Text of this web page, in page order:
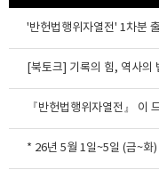
'반헌법행위자열전' 1차분
[북토크] 기록의 힘, 역사의
『반헌법행위자열전』 이
* 26년 5월 1일~5일 (금~화